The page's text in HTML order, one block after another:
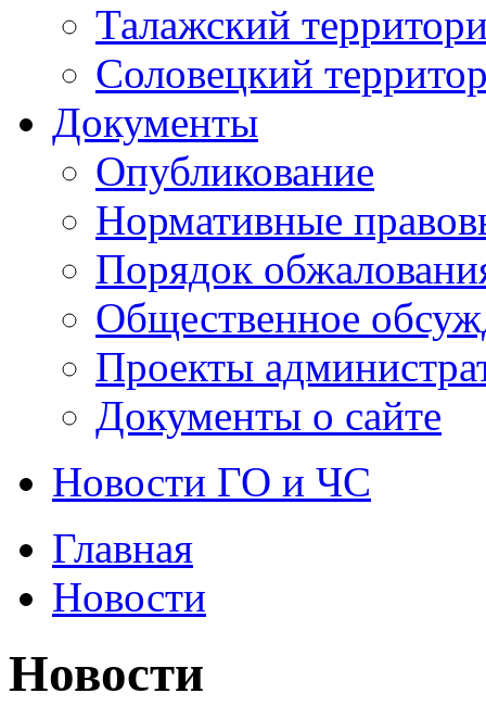
Талажский
Соловецкий
Документы
Опубликование
Нормативные
Порядок
Общественное
Проекты
Документы о сайте
Новости ГО и ЧС
Главная
Новости
Новости